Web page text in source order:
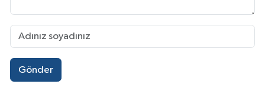
Gönder